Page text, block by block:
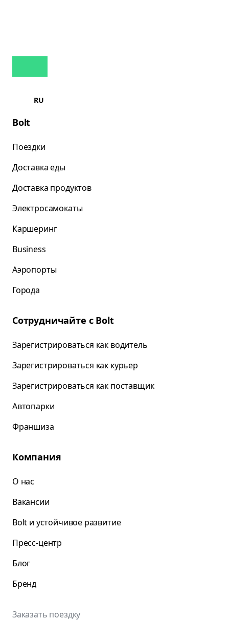
RU
Bolt
Поездки
Доставка еды
Доставка продуктов
Электросамокаты
Каршеринг
Business
Аэропорты
Города
Сотрудничайте с Bolt
Зарегистрироваться как водитель
Зарегистрироваться как курьер
Зарегистрироваться как поставщик
Автопарки
Франшиза
Компания
О нас
Вакансии
Bolt и устойчивое развитие
Пресс-центр
Блог
Бренд
Заказать поездку